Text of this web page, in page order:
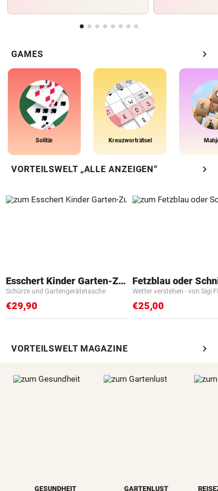
GAMES chevron_right
Solitär Kreuzworträtsel
VORTEILSWELT „ALLE ANZEIGEN“ chevron_right
Esschert Kinder Garten-Zubehör
Schürze und Gartengerätetasche
€29,90
Fetzblau oder
Wetter verstehen - von Sigi
€25,00
VORTEILSWELT MAGAZINE chevron_right
GESUNDHEIT GARTENLUST